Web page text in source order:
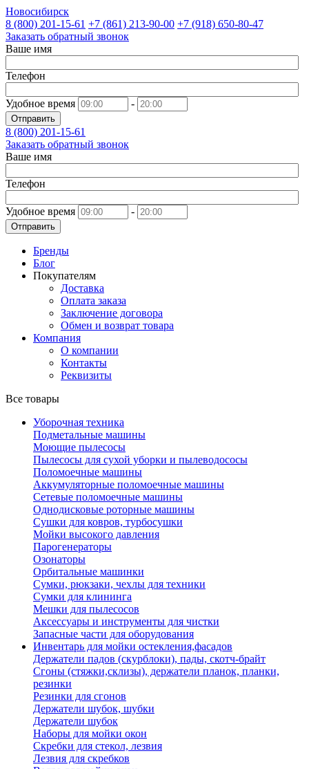
Новосибирск
8 (800) 201-15-61 +7 (861) 213-90-00 +7 (918) 650-80-47
Заказать обратный звонок
Ваше имя
Телефон
Удобное время -
Отправить
8 (800) 201-15-61
Заказать обратный звонок
Ваше имя
Телефон
Удобное время -
Отправить
Бренды
Блог
Покупателям
Доставка
Оплата заказа
Заключение договора
Обмен и возврат товара
Компания
О компании
Контакты
Реквизиты
Все товары
Уборочная техника
Подметальные машины
Моющие пылесосы
Пылесосы для сухой уборки и пылеводососы
Поломоечные машины
Аккумуляторные поломоечные машины
Сетевые поломоечные машины
Однодисковые роторные машины
Сушки для ковров, турбосушки
Мойки высокого давления
Парогенераторы
Озонаторы
Орбитальные машинки
Сумки, рюкзаки, чехлы для техники
Сумки для клининга
Мешки для пылесосов
Аксессуары и инструменты для чистки
Запасные части для оборудования
Инвентарь для мойки остекления,фасадов
Держатели падов (скурблоки), пады, скотч-брайт
Сгоны (стяжки,склизы), держатели планок, планки,
резинки
Резинки для сгонов
Держатели шубок, шубки
Держатели шубок
Наборы для мойки окон
Скребки для стекол, лезвия
Лезвия для скребков